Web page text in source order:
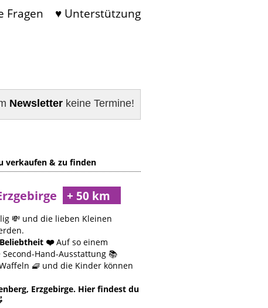
Fragen ♥ Unterstützung
Newsletter keine Termine!
verkaufen & zu finden
💸 und die lieben Kleinen
Beliebtheit ❤️Auf so einem
Hand-Ausstattung 📚
🧇 und die Kinder können
Erzgebirge. Hier findest du